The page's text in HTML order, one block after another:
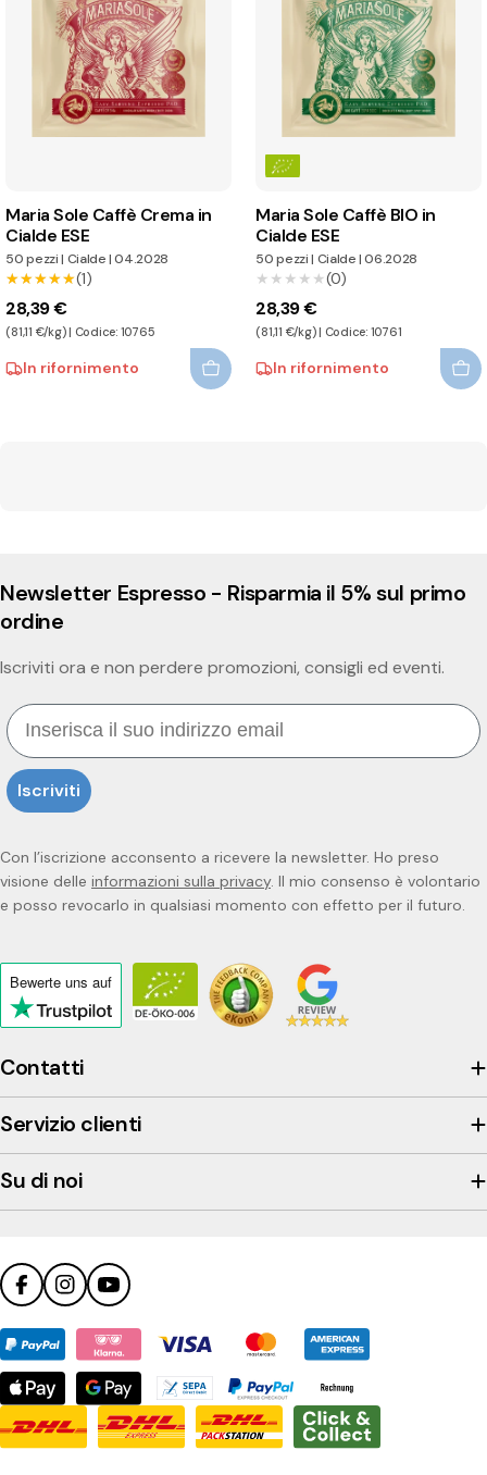
Maria Sole Caffè Crema in
Cialde ESE
50 pezzi| Cialde|04.2028
★★★★★
★★★★★(1)
28,39 €
(81,11 €/kg) | Codice: 10765
In rifornimento
Maria Sole Caffè BIO in
Cialde ESE
50 pezzi| Cialde|06.2028
★★★★★
★★★★★(0)
28,39 €
(81,11 €/kg) | Codice: 10761
In rifornimento
Contatti
Servizio clienti
Su di noi
Newsletter Espresso - Risparmia il 5% sul primo
ordine
Iscriviti ora e non perdere promozioni, consigli ed eventi.
Email
Iscriviti
Con l’iscrizione acconsento a ricevere la newsletter. Ho preso
visione delle informazioni sulla privacy. Il mio consenso è volontario
e posso revocarlo in qualsiasi momento con effetto per il futuro.
Bewerte uns auf
Click
to
view
the
company's
Trustpilot
profile
FacebookInstagramYouTube
Metodi
di
pagamento